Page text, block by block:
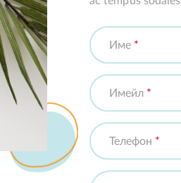
Име *
Имейл *
Телефон *